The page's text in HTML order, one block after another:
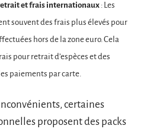
et frais internationaux : Les
souvent des frais plus élevés pour
hors de la zone euro. Cela
pour retrait d’espèces et des
paiements par carte.
certaines
proposent des packs